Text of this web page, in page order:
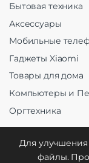
Бытовая техника
Аксессуары
Мобильные
Гаджеты Xiaomi
Товары для дома
Компьютеры и
Оргтехника
Для
файлы.